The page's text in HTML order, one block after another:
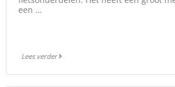
Lees verder
een …